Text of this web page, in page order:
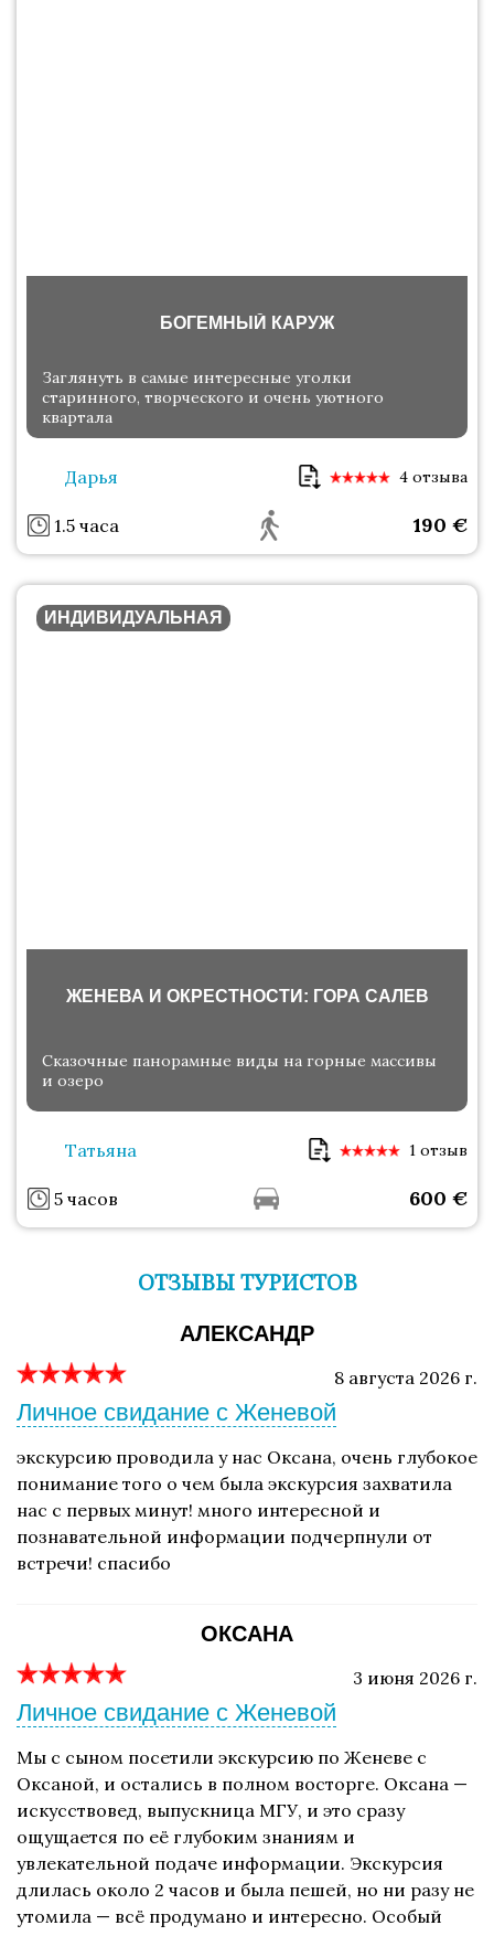
БОГЕМНЫЙ КАРУЖ
Заглянуть в самые интересные уголки
старинного, творческого и очень уютного
квартала
Дарья 4 отзыва
1.5 часа 190 €
ИНДИВИДУАЛЬНАЯ
ЖЕНЕВА И ОКРЕСТНОСТИ: ГОРА САЛЕВ
Сказочные панорамные виды на горные массивы
и озеро
Татьяна 1 отзыв
5 часов 600 €
ОТЗЫВЫ ТУРИСТОВ
АЛЕКСАНДР
8 августа 2026 г.
Личное свидание с Женевой
экскурсию проводила у нас Оксана, очень глубокое
понимание того о чем была экскурсия захватила
нас с первых минут! много интересной и
познавательной информации подчерпнули от
встречи! спасибо
ОКСАНА
3 июня 2026 г.
Личное свидание с Женевой
Мы с сыном посетили экскурсию по Женеве с
Оксаной, и остались в полном восторге. Оксана —
искусствовед, выпускница МГУ, и это сразу
ощущается по её глубоким знаниям и
увлекательной подаче информации. Экскурсия
длилась около 2 часов и была пешей, но ни разу не
утомила — всё продумано и интересно. Особый